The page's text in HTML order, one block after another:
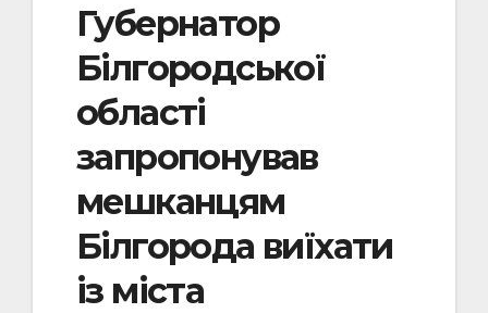
Губернатор
Білгородської
області
запропонував
мешканцям
Білгорода виїхати
із міста